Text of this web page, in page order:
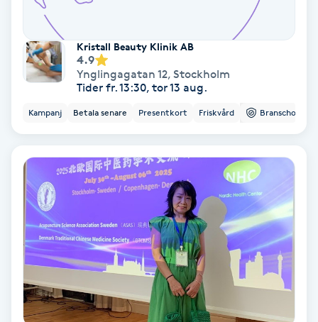
Gellack
Gellack med förstärkning
Gruppträning
Gua Sha-massage
Hatha Yoga
Headspa
Kristall Beauty Klinik AB
4.9
Ynglingagatan 12, Stockholm
Tider fr. 13:30, tor 13 aug.
Kampanj Betala senare Presentkort Friskvård Branschorg.